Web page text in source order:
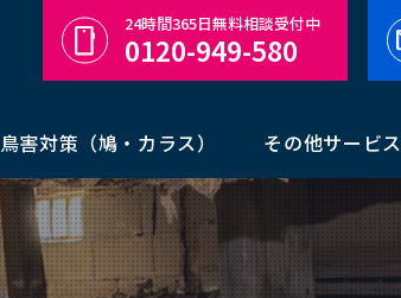
鳥害対策（鳩・カラス） その他サービス
24時間365日無料相談受付中
0120-949-580